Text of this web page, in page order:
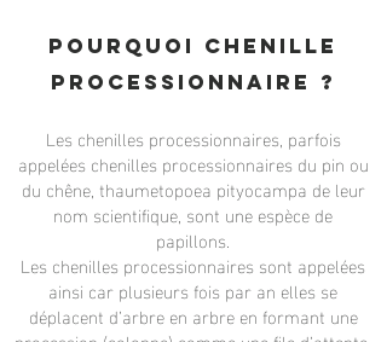
Pourquoi chenille
processionnaire ?
Les chenilles processionnaires, parfois
appelées chenilles processionnaires du pin ou
du chêne, thaumetopoea pityocampa de leur
nom scientifique, sont une espèce de
papillons.
Les chenilles processionnaires sont appelées
ainsi car plusieurs fois par an elles se
déplacent d’arbre en arbre en formant une